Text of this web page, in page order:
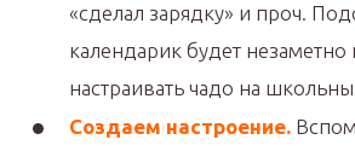
«сделал зарядку» и проч.
календарик будет незаметно
настраивать чадо на
Создаем настроение.